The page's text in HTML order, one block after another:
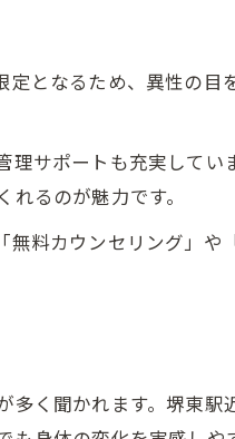
となるため、異性の目
サポートも充実していま
るのが魅力です。
無料カウンセリング」や
多く聞かれます。堺東駅